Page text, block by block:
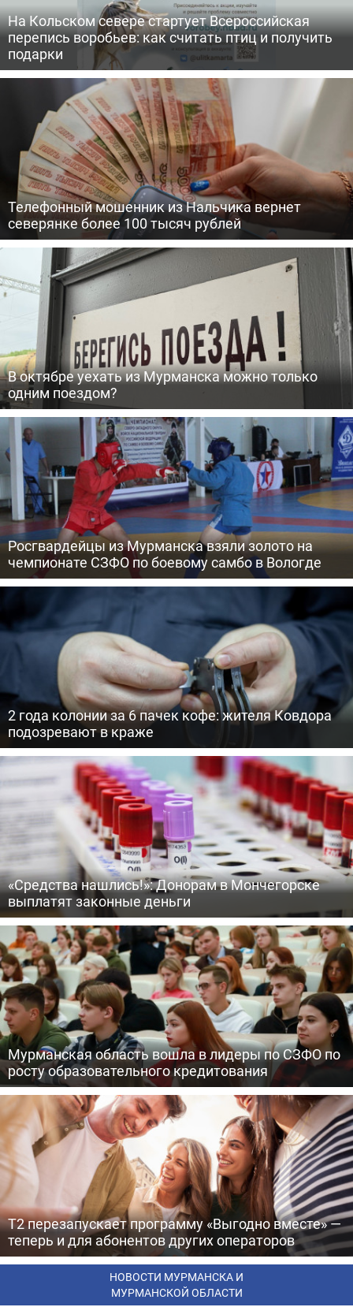
На Кольском севере стартует Всероссийская
перепись воробьев: как считать птиц и получить
подарки
Телефонный мошенник из Нальчика вернет
северянке более 100 тысяч рублей
В октябре уехать из Мурманска можно только
одним поездом?
Росгвардейцы из Мурманска взяли золото на
чемпионате СЗФО по боевому самбо в Вологде
2 года колонии за 6 пачек кофе: жителя Ковдора
подозревают в краже
«Средства нашлись!»: Донорам в Мончегорске
выплатят законные деньги
Мурманская область вошла в лидеры по СЗФО по
росту образовательного кредитования
Т2 перезапускает программу «Выгодно вместе» —
теперь и для абонентов других операторов
НОВОСТИ МУРМАНСКА И
МУРМАНСКОЙ ОБЛАСТИ